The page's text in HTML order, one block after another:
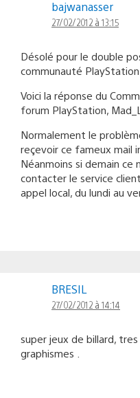
bajwanasser
27/02/2012 à 13:15
Désolé pour le double
communauté PlayStation.
Voici la réponse du
forum PlayStation,
Normalement le
reçevoir ce fameux mail
Néanmoins si demain ce
contacter le service
appel local, du lundi au
BRESIL
27/02/2012 à 14:14
super jeux de billard,
graphismes .